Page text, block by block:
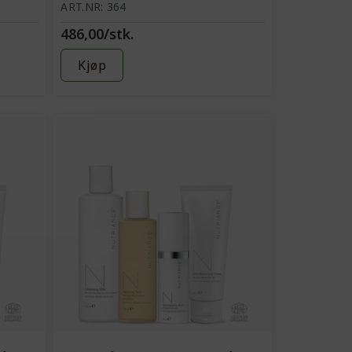
hud) /
Fuktighetskrem
ART.NR: 364
486,00/stk.
Kjøp